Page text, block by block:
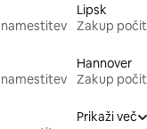
Lipsk
Zakup
Hannover
Zakup
Prikaži več